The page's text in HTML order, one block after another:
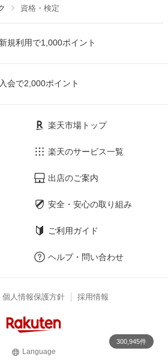
資格・検定
規利用で1,000ポイント
会で2,000ポイント
楽天市場トップ
楽天のサービス一覧
出店のご案内
安全・安心の取り組み
ご利用ガイド
ヘルプ・問い合わせ
個人情報保護方針 採用情報
Language
300,945件